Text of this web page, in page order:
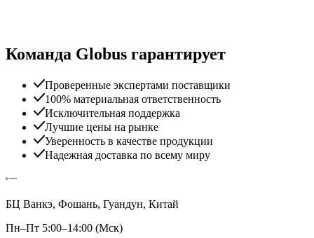
Команда Globus гарантирует
Проверенные экспертами поставщики
100% материальная ответственность
Исключительная поддержка
Лучшие цены на рынке
Уверенность в качестве продукции
Надежная доставка по всему миру
БЦ Ванкэ, Фошань, Гуандун, Китай
Пн–Пт 5:00–14:00 (Мск)